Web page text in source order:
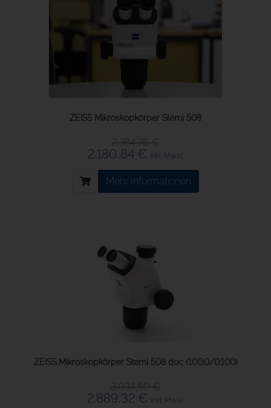
ZEISS Mikroskopkörper Stemi 508
2.384,76 €
2.180,84 € inkl. Mwst.
Mehr Informationen
ZEISS Mikroskopkörper Stemi 508 doc (100:0/0:100)
3.034,50 €
2.889,32 € inkl. Mwst.